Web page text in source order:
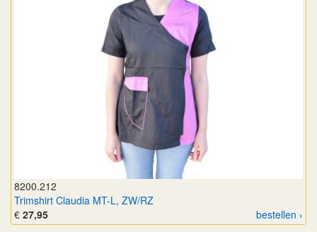
8200.212
Trimshirt Claudia MT-L, ZW/RZ
bestellen ›
€ 27,95